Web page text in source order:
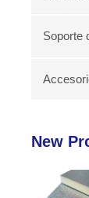
Soporte
New